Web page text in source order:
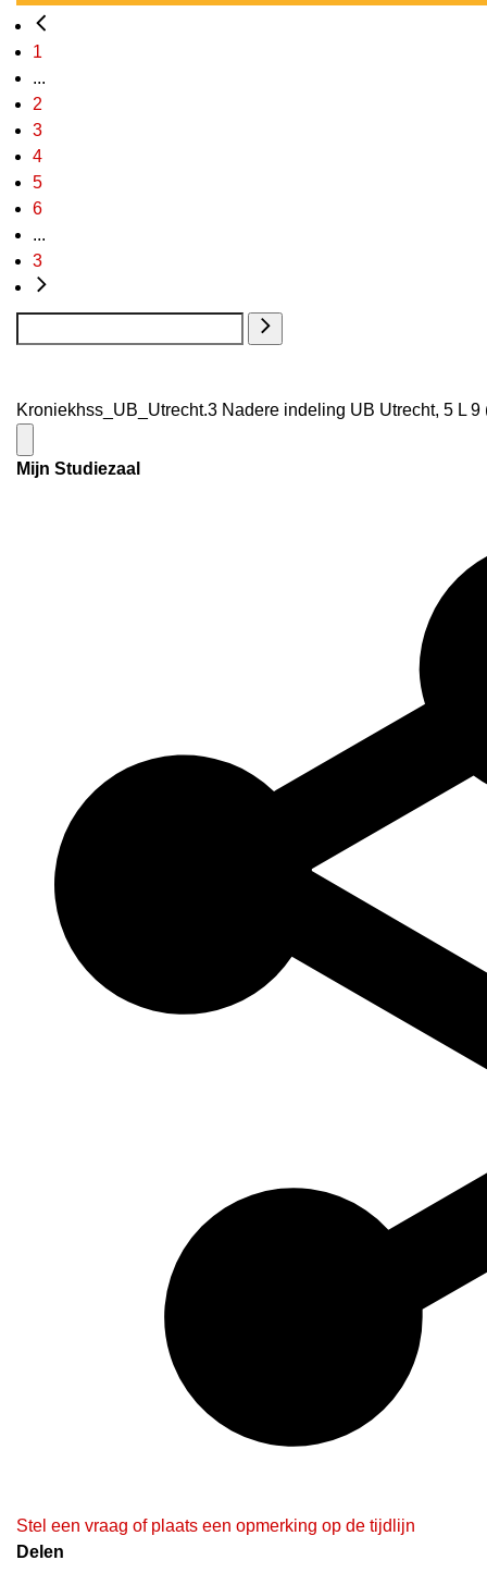
1
...
2
3
4
5
6
...
3
Kroniekhss_UB_Utrecht.3 Nadere indeling UB Utrecht, 5 L
Mijn Studiezaal
Stel een vraag of plaats een opmerking op de tijdlijn
Delen